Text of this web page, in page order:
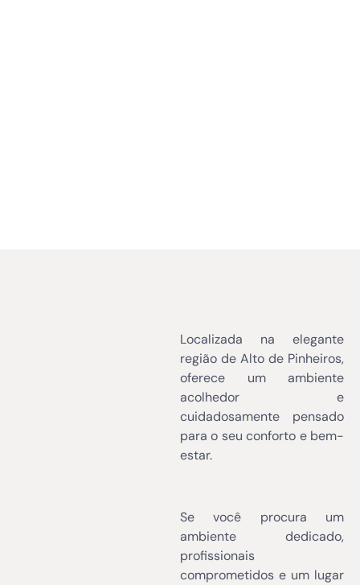
Localizada na elegante
região de Alto de Pinheiros,
oferece um ambiente
acolhedor e
cuidadosamente pensado
para o seu conforto e bem-
estar.
Se você procura um
ambiente dedicado,
profissionais
comprometidos e um lugar